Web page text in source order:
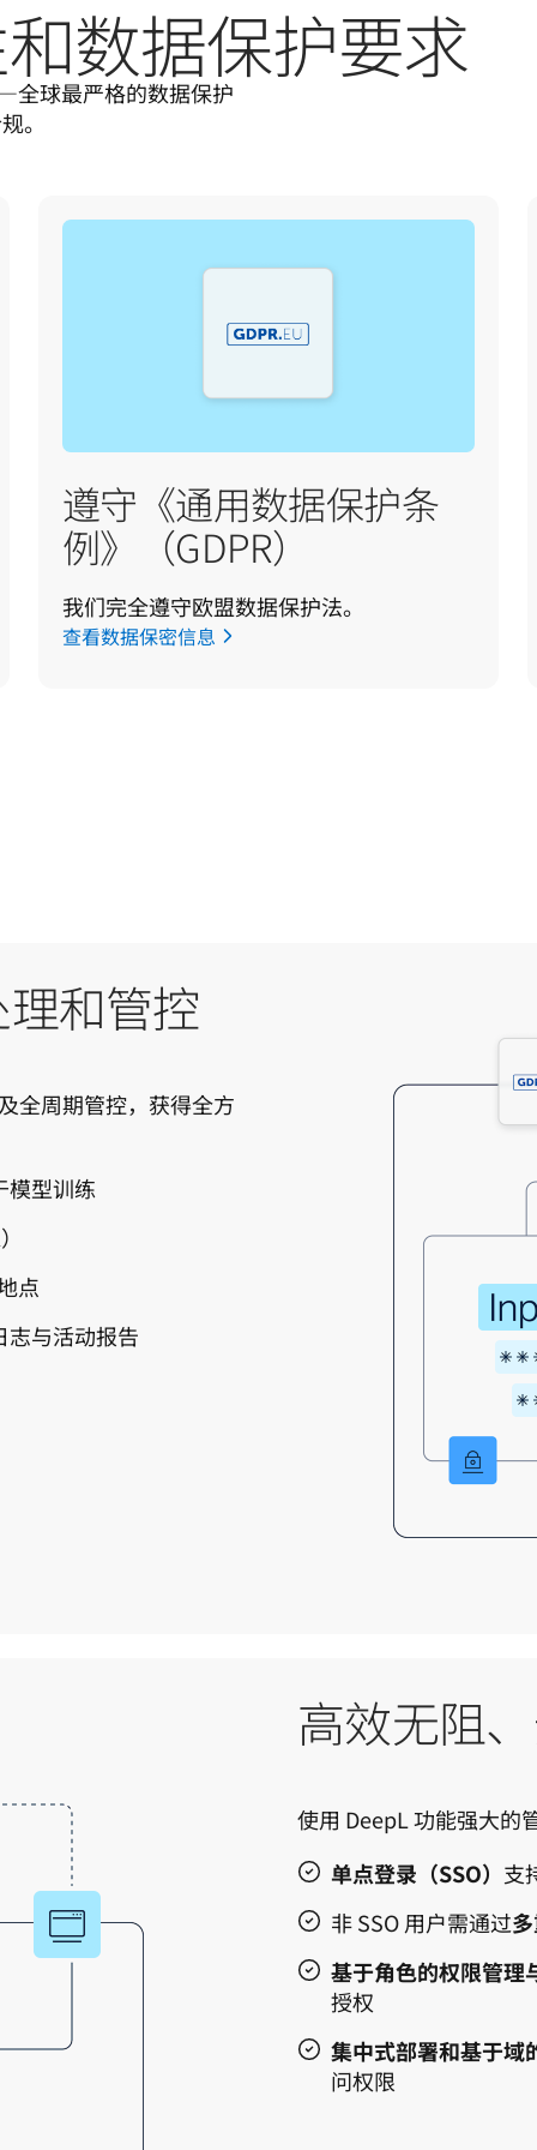
数据保护要求
全球最严格的数据保护
。
遵守《通用数据保护条
例》（GDPR）
我们完全遵守欧盟数据保护法。
查看数据保密信息
和管控
全周期管控，获得全方
模型训练
点
志与活动报告
高效无阻
使用 DeepL 功能强大的
单点登录（SSO） 支
非 SSO 用户需通过
基于角色的权限管理
授权
集中式部署和基于域
问权限